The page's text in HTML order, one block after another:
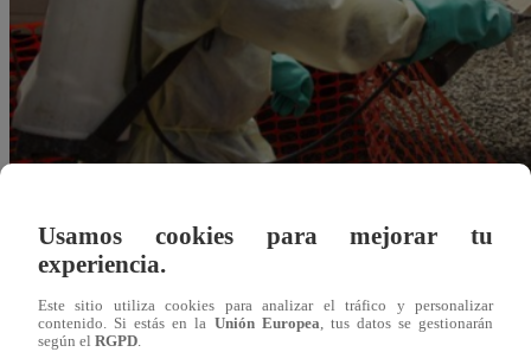
Agustín Sosa
01 de junio 2026
Usamos cookies para mejorar tu
experiencia.
Este sitio utiliza cookies para analizar el tráfico y personalizar
contenido. Si estás en la Unión Europea, tus datos se gestionarán
según el RGPD.